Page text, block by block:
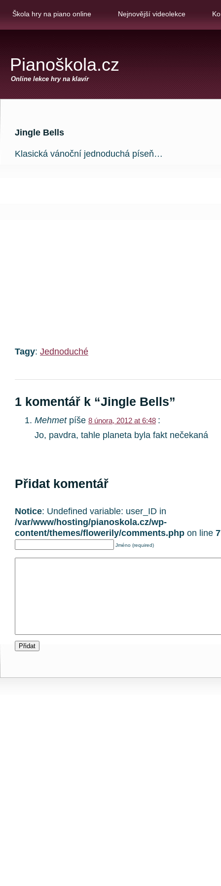
Škola hry na piano online Nejnovější videolekce
Pianoškola.cz
Online lekce hry na klavír
Jingle Bells
Klasická vánoční jednoduchá píseň…
Tagy: Jednoduché
1 komentář k “Jingle Bells”
Mehmetpíše 8 února, 2012 at 6:48 :
Jo, pavdra, tahle planeta byla fakt nečekaná
Přidat komentář
Notice: Undefined variable: user_ID in
/var/www/hosting/pianoskola.cz/wp-
content/themes/flowerily/comments.php on line
Jméno (required)